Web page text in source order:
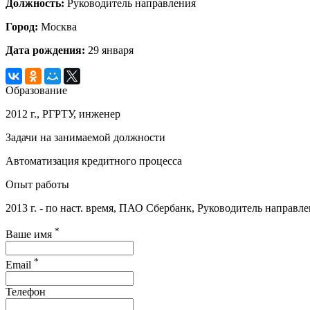
Должность: Руководитель направления
Город: Москва
Дата рождения: 29 января
Образование
2012 г., РГРТУ, инженер
Задачи на занимаемой должности
Автоматизация кредитного процесса
Опыт работы
2013 г. - по наст. время, ПАО Сбербанк, Руководитель
Ваше имя *
Email *
Телефон